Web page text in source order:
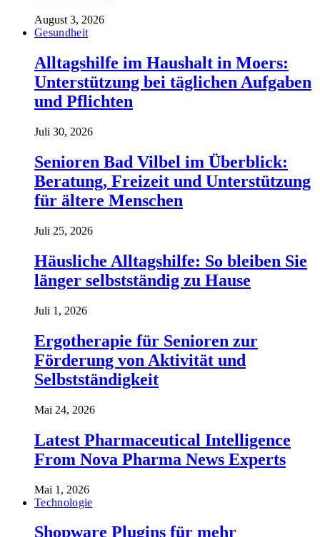
August 3, 2026
Gesundheit
Alltagshilfe im Haushalt in Moers:
Unterstützung bei täglichen Aufgaben
und Pflichten
Juli 30, 2026
Senioren Bad Vilbel im Überblick:
Beratung, Freizeit und Unterstützung
für ältere Menschen
Juli 25, 2026
Häusliche Alltagshilfe: So bleiben Sie
länger selbstständig zu Hause
Juli 1, 2026
Ergotherapie für Senioren zur
Förderung von Aktivität und
Selbstständigkeit
Mai 24, 2026
Latest Pharmaceutical Intelligence
From Nova Pharma News Experts
Mai 1, 2026
Technologie
Shopware Plugins für mehr